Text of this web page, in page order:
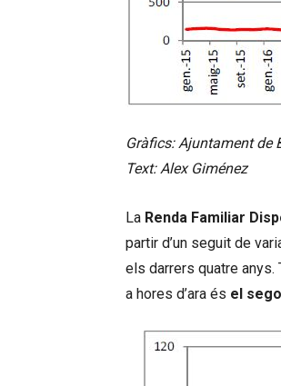
Gràfics: Ajuntament de
Text: Alex Giménez
La Renda Familiar
partir d’un seguit de
els darrers quatre anys.
a hores d’ara és el